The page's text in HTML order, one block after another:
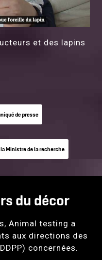
et des lapins
de presse
Ministre de la recherche
du décor
Animal testing a
aux directions des
concernées.